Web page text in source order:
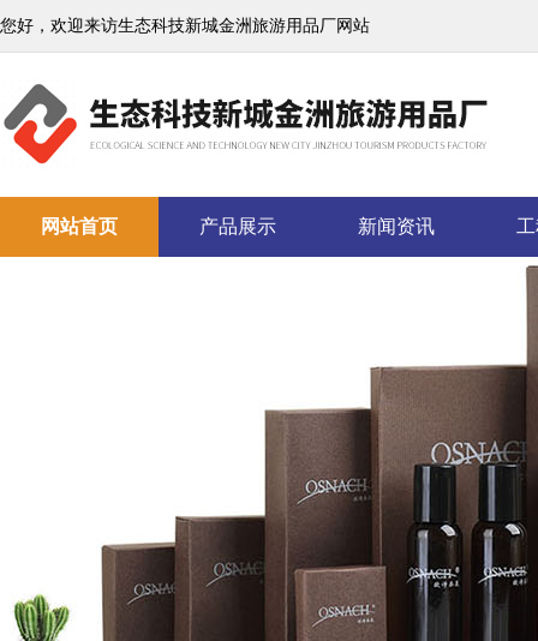
您好，欢迎来访生态科技新城金洲旅游用品厂网站
网站首页 产品展示 新闻资讯